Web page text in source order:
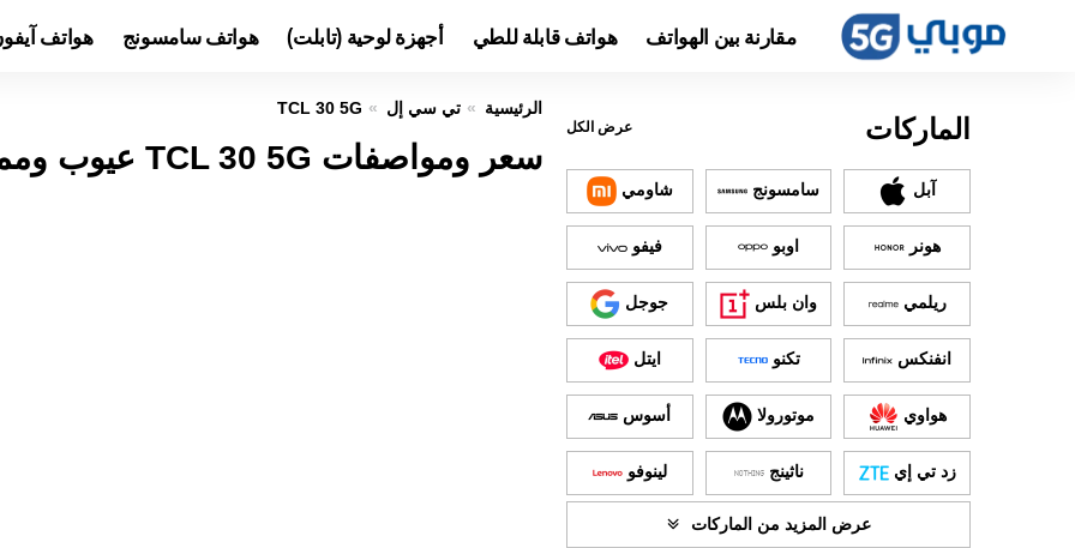
مقارنة بين الهواتف هواتف قابلة للطي أجهزة لوحية (تابلت) هواتف سامسونج هواتف
الرئيسية تي سي إل TCL 30 5G
سعر ومواصفات TCL 30 5G عيوب ومميزات
الماركات عرض الكل
آبل سامسونج شاومي
هونر اوبو فيفو
ريلمي وان بلس جوجل
انفنكس تكنو ايتل
هواوي موتورولا أسوس
زد تي إي ناثينج لينوفو
عرض المزيد من الماركات